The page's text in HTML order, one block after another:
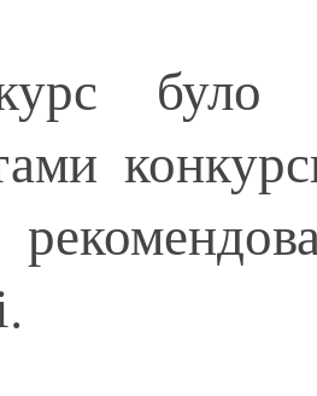
було